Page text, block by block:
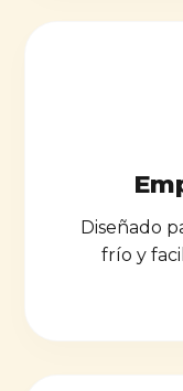
Diseñado
frío y